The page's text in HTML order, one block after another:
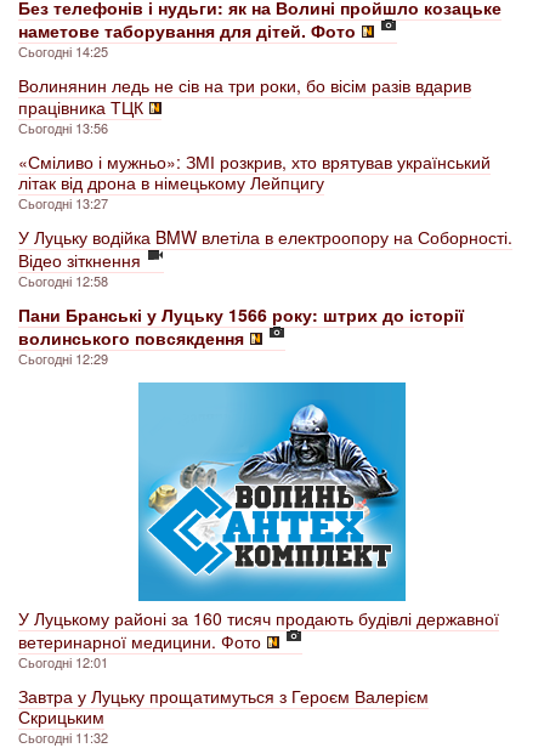
Без телефонів і нудьги: як на Волині пройшло козацьке
наметове таборування для дітей. Фото
Сьогодні 14:25
Волинянин ледь не сів на три роки, бо вісім разів вдарив
працівника ТЦК
Сьогодні 13:56
«Сміливо і мужньо»: ЗМІ розкрив, хто врятував український
літак від дрона в німецькому Лейпцигу
Сьогодні 13:27
У Луцьку водійка BMW влетіла в електроопору на Соборності.
Відео зіткнення
Сьогодні 12:58
Пани Бранські у Луцьку 1566 року: штрих до історії
волинського повсякдення
Сьогодні 12:29
У Луцькому районі за 160 тисяч продають будівлі державної
ветеринарної медицини. Фото
Сьогодні 12:01
Завтра у Луцьку прощатимуться з Героєм Валерієм
Скрицьким
Сьогодні 11:32